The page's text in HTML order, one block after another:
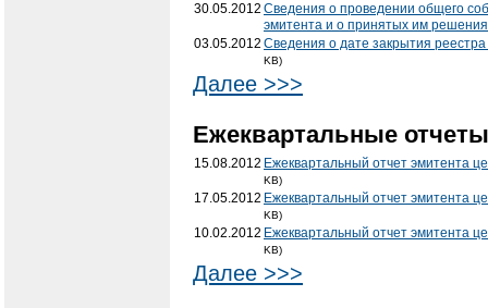
30.05.2012 Сведения о проведении общего
эмитента и о принятых им
03.05.2012 Сведения о дате закрытия
KB)
Далее >>>
Ежеквартальные
15.08.2012 Ежеквартальный отчет эмитента
KB)
17.05.2012 Ежеквартальный отчет эмитента
KB)
10.02.2012 Ежеквартальный отчет эмитента
KB)
Далее >>>